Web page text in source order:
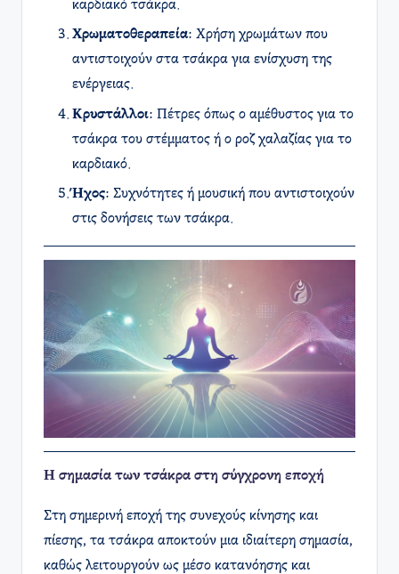
καρδιακό τσάκρα.
Χρωματοθεραπεία: Χρήση χρωμάτων που
αντιστοιχούν στα τσάκρα για ενίσχυση της
ενέργειας.
Κρυστάλλοι: Πέτρες όπως ο αμέθυστος για το
τσάκρα του στέμματος ή ο ροζ χαλαζίας για το
καρδιακό.
Ήχος: Συχνότητες ή μουσική που αντιστοιχούν
στις δονήσεις των τσάκρα.
Η σημασία των τσάκρα στη σύγχρονη εποχή
Στη σημερινή εποχή της συνεχούς κίνησης και
πίεσης, τα τσάκρα αποκτούν μια ιδιαίτερη σημασία,
καθώς λειτουργούν ως μέσο κατανόησης και